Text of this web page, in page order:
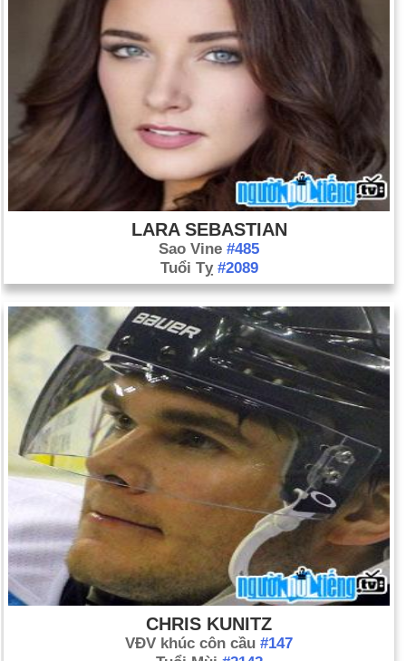
LARA SEBASTIAN
Sao Vine #485
Tuổi Tỵ #2089
CHRIS KUNITZ
VĐV khúc côn cầu #147